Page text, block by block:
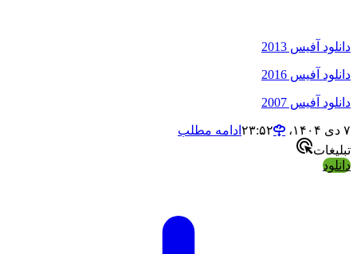
دانلود آفیس 2013
دانلود آفیس 2016
دانلود آفیس 2007
۷ دی ۱۴۰۴،‏ ۲۳:۵۲
ادامه مطلب
تبلیغات
دانلود